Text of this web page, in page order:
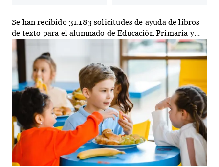
Se han recibido 31.183 solicitudes de ayuda de libros
de texto para el alumnado de Educación Primaria y...